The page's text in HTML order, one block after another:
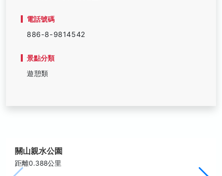
電話號碼
886-8-9814542
景點分類
遊憩類
關山親水公園
距離0.388公里